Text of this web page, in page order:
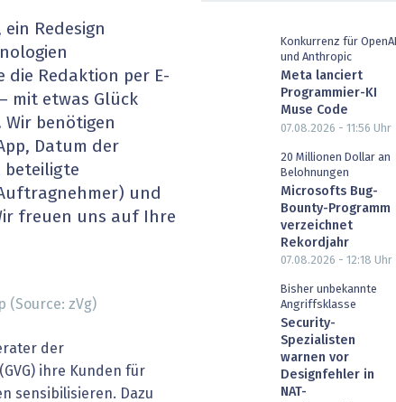
wird digital
Services & Co.
Artificial Intelligence
Finance 2030
Fintech & Insurtech
Professional AV & Digital Signage
ein Redesign
die Redaktion per E-
– mit etwas Glück
benötigen
Datum der
beteiligte
und
freuen uns auf Ihre
(Source: zVg)
der
ihre Kunden für
sensibilisieren. Dazu
Konkurrenz für OpenAI
und Anthropic
Meta lanciert
Programmier-KI
Muse Code
07.08.2026 - 11:56 Uhr
20 Millionen Dollar an
Belohnungen
Microsofts Bug-
Bounty-Programm
verzeichnet
Rekordjahr
07.08.2026 - 12:18 Uhr
Bisher unbekannte
Angriffsklasse
Security-
Spezialisten
warnen vor
Designfehler in
NAT-